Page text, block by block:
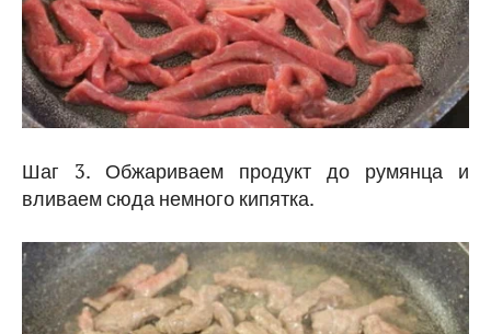
Шаг 3. Обжариваем продукт до румянца и
вливаем сюда немного кипятка.